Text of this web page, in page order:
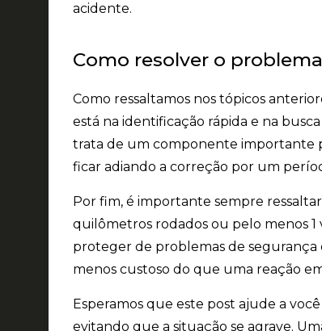
acidente.
Como resolver o
Como ressaltamos nos tópicos
está na identificação rápida e na
trata de um componente importante
ficar adiando a correção por um
Por fim, é importante sempre
quilômetros rodados ou pelo menos 1
proteger de problemas de
menos custoso do que uma reação
Esperamos que este post ajude a
evitando que a situação se agrave.